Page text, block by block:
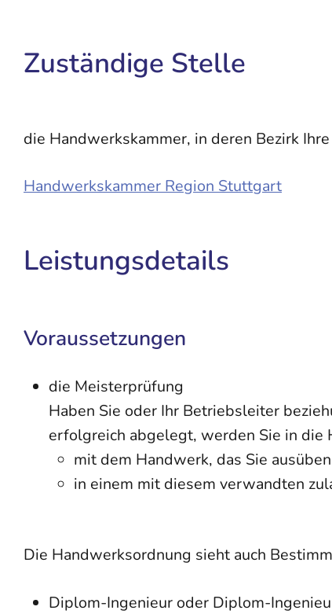
Zuständige Stelle
die Handwerkskammer, in deren Bezirk
Handwerkskammer Region Stuttgart
Leistungsdetails
Voraussetzungen
die Meisterprüfung
Haben Sie oder Ihr Betriebsleiter
erfolgreich abgelegt, werden Sie in die
mit dem Handwerk, das Sie
in einem mit diesem verwandten
Die Handwerksordnung sieht auch
Diplom-Ingenieur oder Diplom-